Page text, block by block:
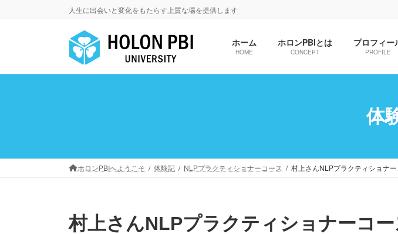
へ
ョ
人生に出会いと変化をもたらす上質な場を提供します
ホーム
HOME
ホロンPBIとは
CONCEPT
プロフィー
PROFILE
体
ホロンPBIへようこそ 体験記 NLPプラクティショナーコース 村上さんNLPプラクティショナ
村上さんNLPプラクティショナーコ